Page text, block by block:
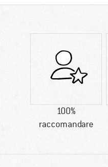
100%
raccomandare